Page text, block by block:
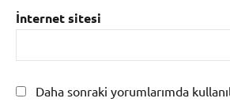
İnternet sitesi
Daha sonraki yorumlarımda